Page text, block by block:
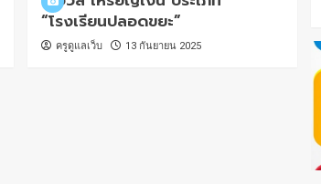
“โรงเรียนปลอดขยะ”
ครูดูแลเว็บ 13 กันยายน 2025